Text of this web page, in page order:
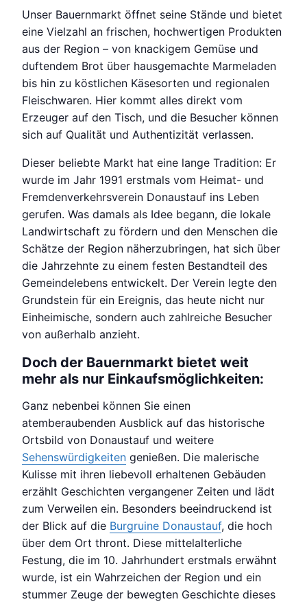
Unser Bauernmarkt öffnet seine Stände und bietet
eine Vielzahl an frischen, hochwertigen Produkten
aus der Region – von knackigem Gemüse und
duftendem Brot über hausgemachte Marmeladen
bis hin zu köstlichen Käsesorten und regionalen
Fleischwaren. Hier kommt alles direkt vom
Erzeuger auf den Tisch, und die Besucher können
sich auf Qualität und Authentizität verlassen.
Dieser beliebte Markt hat eine lange Tradition: Er
wurde im Jahr 1991 erstmals vom Heimat- und
Fremdenverkehrsverein Donaustauf ins Leben
gerufen. Was damals als Idee begann, die lokale
Landwirtschaft zu fördern und den Menschen die
Schätze der Region näherzubringen, hat sich über
die Jahrzehnte zu einem festen Bestandteil des
Gemeindelebens entwickelt. Der Verein legte den
Grundstein für ein Ereignis, das heute nicht nur
Einheimische, sondern auch zahlreiche Besucher
von außerhalb anzieht.
Doch der Bauernmarkt bietet weit
mehr als nur Einkaufsmöglichkeiten:
Ganz nebenbei können Sie einen
atemberaubenden Ausblick auf das historische
Ortsbild von Donaustauf und weitere
Sehenswürdigkeiten genießen. Die malerische
Kulisse mit ihren liebevoll erhaltenen Gebäuden
erzählt Geschichten vergangener Zeiten und lädt
zum Verweilen ein. Besonders beeindruckend ist
der Blick auf die Burgruine Donaustauf, die hoch
über dem Ort thront. Diese mittelalterliche
Festung, die im 10. Jahrhundert erstmals erwähnt
wurde, ist ein Wahrzeichen der Region und ein
stummer Zeuge der bewegten Geschichte dieses